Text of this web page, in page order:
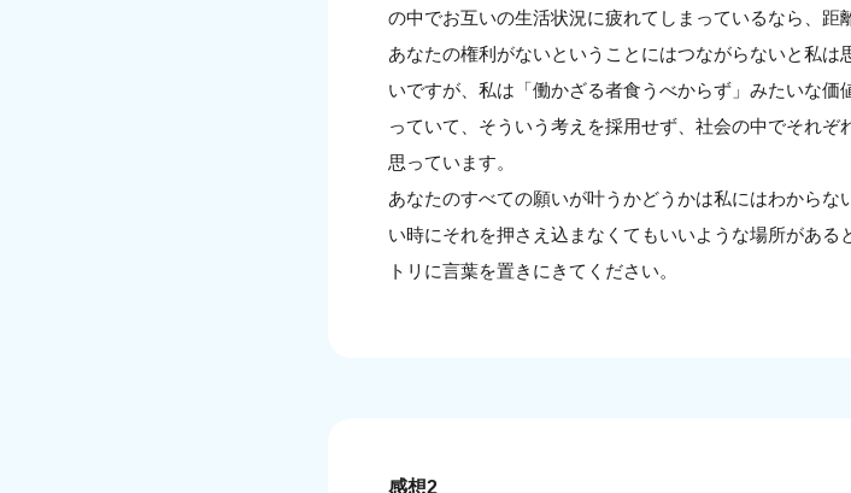
の中でお互いの生活状況に疲れてしまっているなら、
あなたの権利がないということにはつながらないと私
いですが、私は「働かざる者食うべからず」みたいな
っていて、そういう考えを採用せず、社会の中でそれ
思っています。
あなたのすべての願いが叶うかどうかは私にはわから
い時にそれを押さえ込まなくてもいいような場所があ
トリに言葉を置きにきてください。
感想2